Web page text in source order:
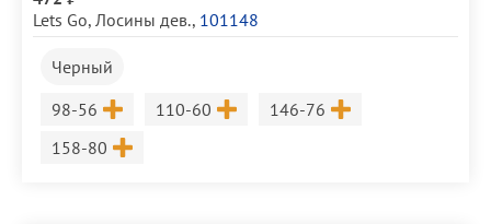
Lets Go, Лосины дев., 101148
Черный
Размер
98-56 Размер
110-60 Размер
146-76
Размер
158-80